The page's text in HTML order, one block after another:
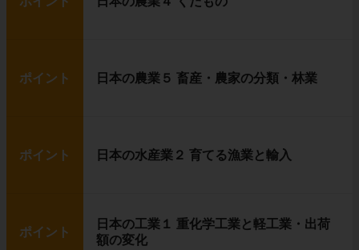
ポイント 日本の農業５ 畜産・農家の分類・林業
ポイント 日本の水産業２ 育てる漁業と輸入
ポイント
日本の工業１ 重化学工業と軽工業・出荷
額の変化